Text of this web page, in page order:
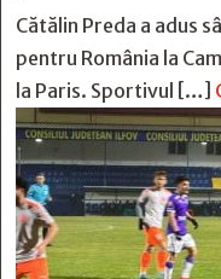
Cătălin Preda a adus
pentru România la
la Paris. Sportivul […]